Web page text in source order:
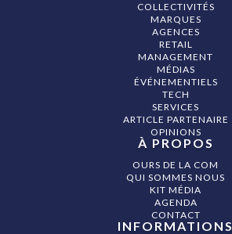
COLLECTIVITÉS
MARQUES
AGENCES
RETAIL
MANAGEMENT
MÉDIAS
ÉVÉNEMENTIELS
TECH
SERVICES
ARTICLE PARTENAIRE
OPINIONS
À PROPOS
OURS DE LA COM
QUI SOMMES NOUS
KIT MÉDIA
AGENDA
CONTACT
INFORMATIONS